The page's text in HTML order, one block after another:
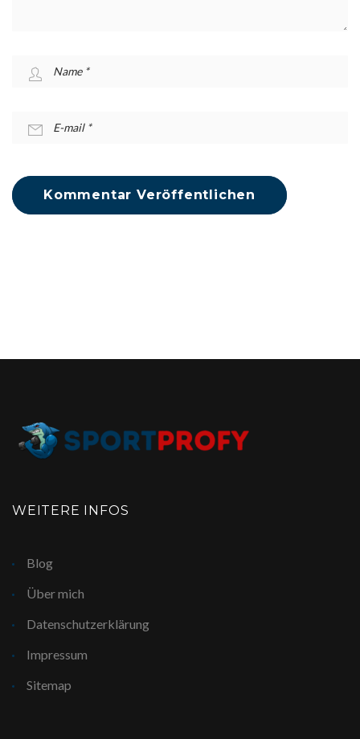
WEITERE INFOS
Blog
Über mich
Datenschutzerklärung
Impressum
Sitemap